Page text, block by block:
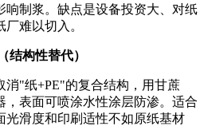
响制浆。缺点是设备投资大、对纸
难以切入。
结构性替代）
消"纸+PE"的复合结构，用甘蔗
，表面可喷涂水性涂层防渗。适合
光滑度和印刷适性不如原纸基材